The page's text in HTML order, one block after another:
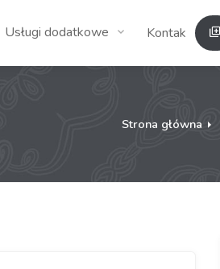
Usługi dodatkowe Kontakt
Strona główna